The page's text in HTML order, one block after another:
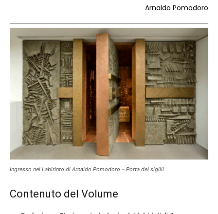
Arnaldo Pomodoro
Ingresso nel Labirinto di Arnaldo Pomodoro – Porta dei sigilli
Contenuto del Volume